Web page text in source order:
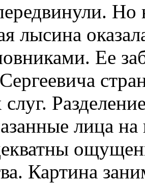
Но
лысина
Ее
лица на
Картина